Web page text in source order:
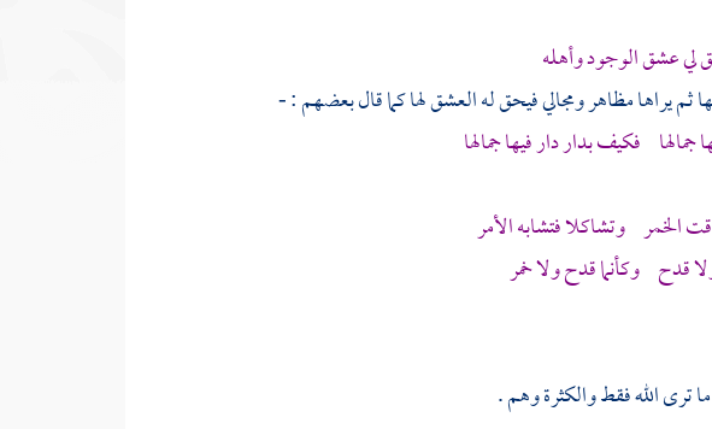
لي عشق الوجود وأهله
يراها مظاهر ومجالي فيحق له العشق لها كما قال بعضهم : -
جمالها فكيف بدار دار فيها جمالها
الخمر وتشاكلا فتشابه الأمر
قدح وكأنما قدح ولا خمر
الله فقط والكثرة وهم .